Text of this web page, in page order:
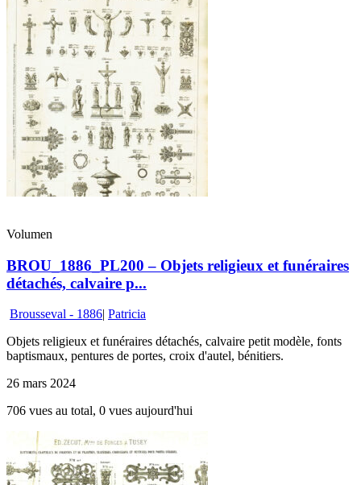
Volumen
BROU_1886_PL200 – Objets religieux et funéraires
détachés, calvaire p...
Brousseval - 1886| Patricia
Objets religieux et funéraires détachés, calvaire petit modèle, fonts
baptismaux, pentures de portes, croix d'autel, bénitiers.
26 mars 2024
706 vues au total, 0 vues aujourd'hui